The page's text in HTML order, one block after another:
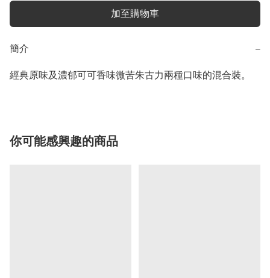
加至購物車
簡介 −
經典原味及濃郁可可香味微苦朱古力兩種口味的混合裝。
你可能感興趣的商品